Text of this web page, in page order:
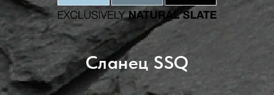
Сланец SSQ